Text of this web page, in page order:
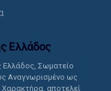
Ελλάδoς
Σωματείο
Αναγνωρισμένο ως
αποτελεί